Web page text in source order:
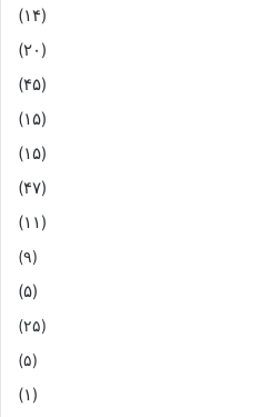
(۱۴)
(۲۰)
(۴۵)
(۱۵)
(۱۵)
(۴۷)
(۱۱)
(۹)
(۵)
(۲۵)
(۵)
(۱)